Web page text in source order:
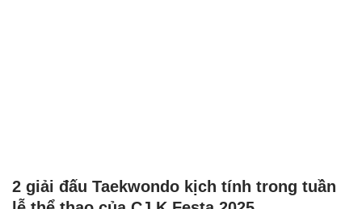
2 giải đấu Taekwondo kịch tính trong tuần